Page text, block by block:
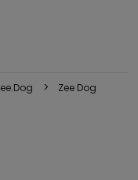
>
Zee Dog